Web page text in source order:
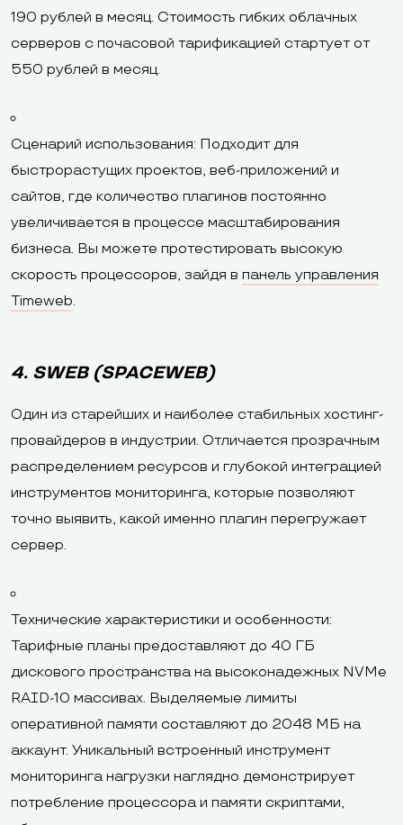
190 рублей в месяц. Стоимость гибких облачных
серверов с почасовой тарификацией стартует от
550 рублей в месяц.
Сценарий использования: Подходит для
быстрорастущих проектов, веб-приложений и
сайтов, где количество плагинов постоянно
увеличивается в процессе масштабирования
бизнеса. Вы можете протестировать высокую
скорость процессоров, зайдя в панель управления
Timeweb.
4. SWEB (SPACEWEB)
Один из старейших и наиболее стабильных хостинг-
провайдеров в индустрии. Отличается прозрачным
распределением ресурсов и глубокой интеграцией
инструментов мониторинга, которые позволяют
точно выявить, какой именно плагин перегружает
сервер.
Технические характеристики и особенности:
Тарифные планы предоставляют до 40 ГБ
дискового пространства на высоконадежных NVMe
RAID-10 массивах. Выделяемые лимиты
оперативной памяти составляют до 2048 МБ на
аккаунт. Уникальный встроенный инструмент
мониторинга нагрузки наглядно демонстрирует
потребление процессора и памяти скриптами,